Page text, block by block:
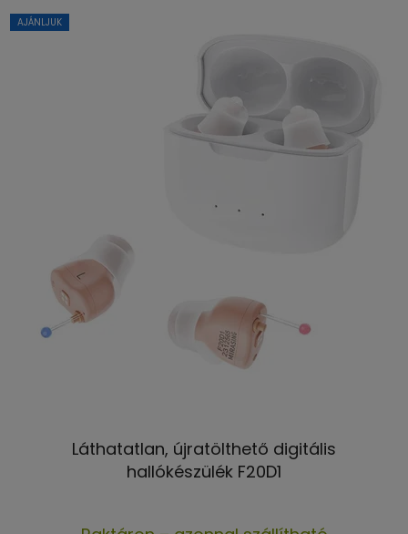
AJÁNLJUK
Láthatatlan, újratölthető digitális
hallókészülék F20D1